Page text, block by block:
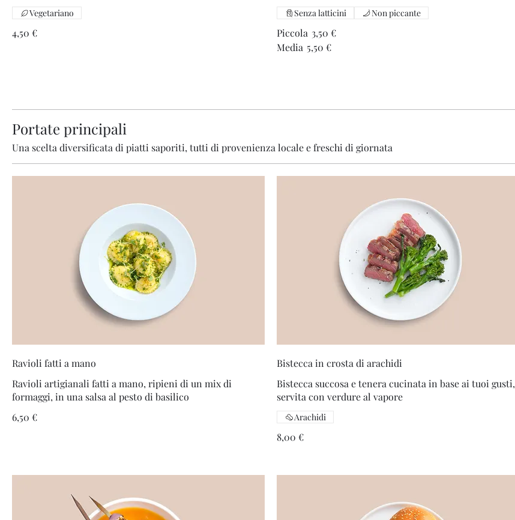
4,50 €
Vegetariano
Piccola 3,50 €
Media 5,50 €
Senza latticini Non piccante
Portate principali
Una scelta diversificata di piatti saporiti, tutti di provenienza locale e freschi di giornata
Ravioli fatti a mano
Ravioli artigianali fatti a mano, ripieni di un mix di
formaggi, in una salsa al pesto di basilico
6,50 €
Bistecca in crosta di arachidi
Bistecca succosa e tenera cucinata in base ai tuoi gusti,
servita con verdure al vapore
8,00 €
Arachidi